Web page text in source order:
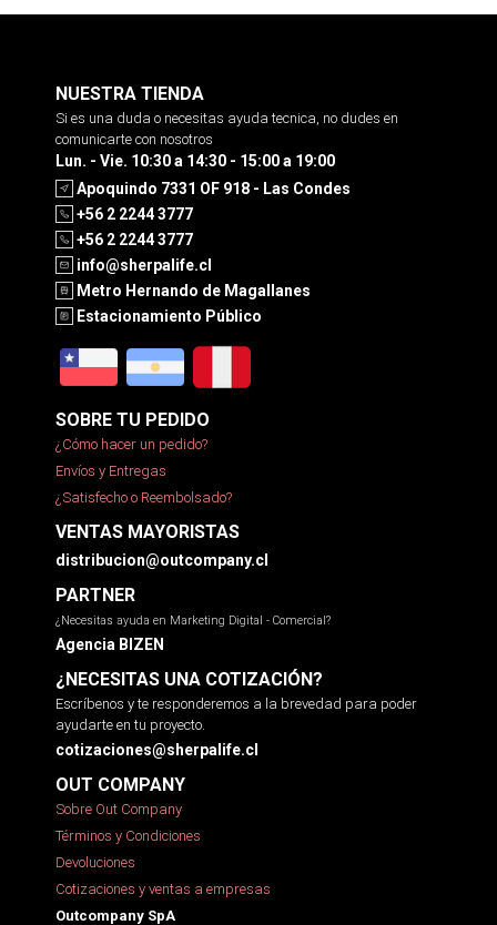
NUESTRA TIENDA
Si es una duda o necesitas ayuda tecnica, no dudes en
comunicarte con nosotros
Lun. - Vie. 10:30 a 14:30 - 15:00 a 19:00
Apoquindo 7331 OF 918 - Las Condes
+56 2 2244 3777
+56 2 2244 3777
info@sherpalife.cl
Metro Hernando de Magallanes
Estacionamiento Público
SOBRE TU PEDIDO
¿Cómo hacer un pedido?
Envíos y Entregas
¿Satisfecho o Reembolsado?
VENTAS MAYORISTAS
distribucion@outcompany.cl
PARTNER
¿Necesitas ayuda en Marketing Digital - Comercial?
Agencia BIZEN
¿NECESITAS UNA COTIZACIÓN?
Escríbenos y te responderemos a la brevedad para poder
ayudarte en tu proyecto.
cotizaciones@sherpalife.cl
OUT COMPANY
Sobre Out Company
Términos y Condiciones
Devoluciones
Cotizaciones y ventas a empresas
Outcompany SpA